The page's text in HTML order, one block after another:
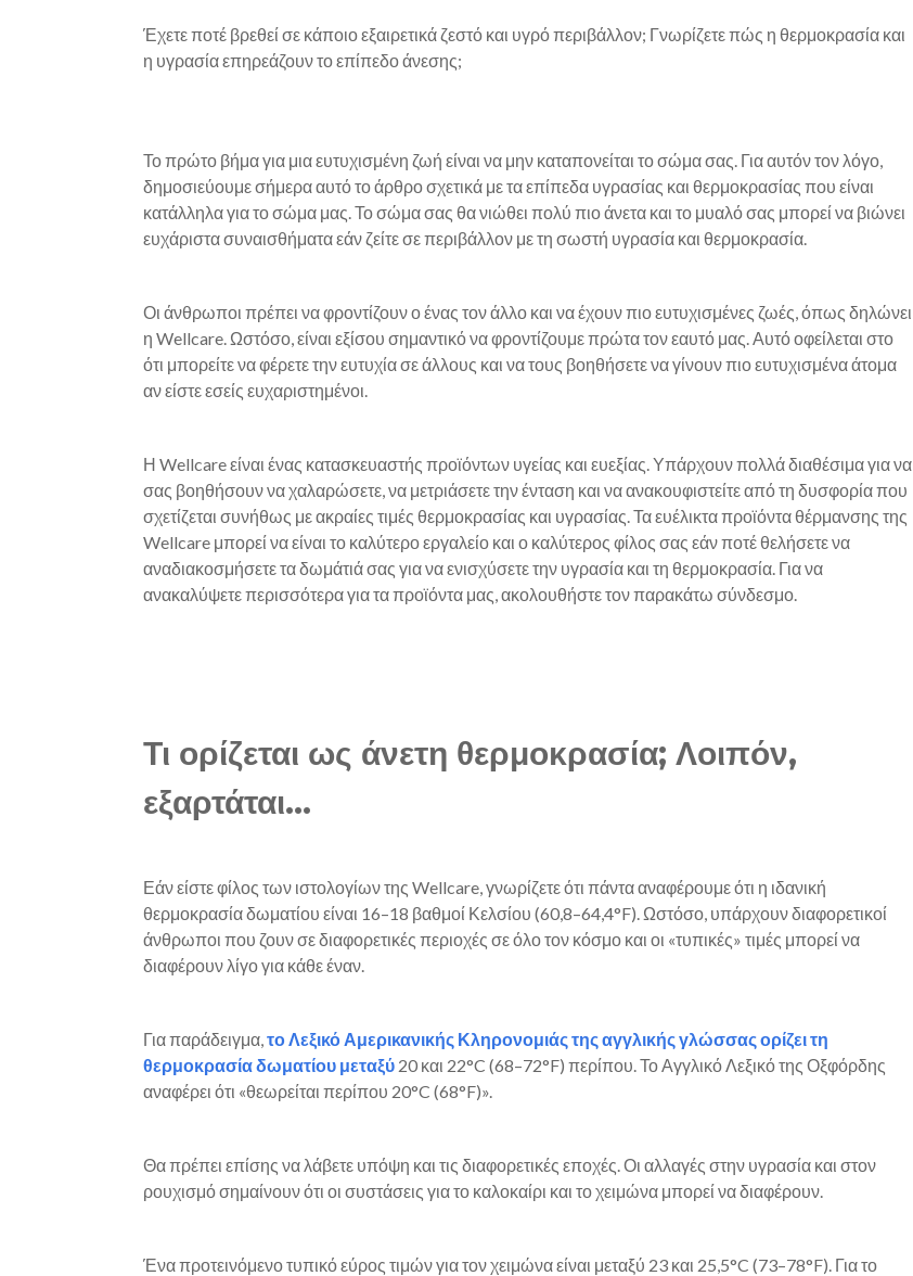
Έχετε ποτέ βρεθεί σε κάποιο εξαιρετικά ζεστό και υγρό περιβάλλον; Γνωρίζετε πώς η θερμοκρασία και
η υγρασία επηρεάζουν το επίπεδο άνεσης;
Το πρώτο βήμα για μια ευτυχισμένη ζωή είναι να μην καταπονείται το σώμα σας. Για αυτόν τον λόγο,
δημοσιεύουμε σήμερα αυτό το άρθρο σχετικά με τα επίπεδα υγρασίας και θερμοκρασίας που είναι
κατάλληλα για το σώμα μας. Το σώμα σας θα νιώθει πολύ πιο άνετα και το μυαλό σας μπορεί να βιώνει
ευχάριστα συναισθήματα εάν ζείτε σε περιβάλλον με τη σωστή υγρασία και θερμοκρασία.
Οι άνθρωποι πρέπει να φροντίζουν ο ένας τον άλλο και να έχουν πιο ευτυχισμένες ζωές, όπως δηλώνει
η Wellcare. Ωστόσο, είναι εξίσου σημαντικό να φροντίζουμε πρώτα τον εαυτό μας. Αυτό οφείλεται στο
ότι μπορείτε να φέρετε την ευτυχία σε άλλους και να τους βοηθήσετε να γίνουν πιο ευτυχισμένα άτομα
αν είστε εσείς ευχαριστημένοι.
Η Wellcare είναι ένας κατασκευαστής προϊόντων υγείας και ευεξίας. Υπάρχουν πολλά διαθέσιμα για να
σας βοηθήσουν να χαλαρώσετε, να μετριάσετε την ένταση και να ανακουφιστείτε από τη δυσφορία που
σχετίζεται συνήθως με ακραίες τιμές θερμοκρασίας και υγρασίας. Τα ευέλικτα προϊόντα θέρμανσης της
Wellcare μπορεί να είναι το καλύτερο εργαλείο και ο καλύτερος φίλος σας εάν ποτέ θελήσετε να
αναδιακοσμήσετε τα δωμάτιά σας για να ενισχύσετε την υγρασία και τη θερμοκρασία. Για να
ανακαλύψετε περισσότερα για τα προϊόντα μας, ακολουθήστε τον παρακάτω σύνδεσμο.
Τι ορίζεται ως άνετη θερμοκρασία; Λοιπόν,
εξαρτάται…
Εάν είστε φίλος των ιστολογίων της Wellcare, γνωρίζετε ότι πάντα αναφέρουμε ότι η ιδανική
θερμοκρασία δωματίου είναι 16–18 βαθμοί Κελσίου (60,8–64,4°F). Ωστόσο, υπάρχουν διαφορετικοί
άνθρωποι που ζουν σε διαφορετικές περιοχές σε όλο τον κόσμο και οι «τυπικές» τιμές μπορεί να
διαφέρουν λίγο για κάθε έναν.
Για παράδειγμα,το Λεξικό Αμερικανικής Κληρονομιάς της αγγλικής γλώσσας ορίζει τη
θερμοκρασία δωματίου μεταξύ 20 και 22°C (68–72°F) περίπου. Το Αγγλικό Λεξικό της Οξφόρδης
αναφέρει ότι «θεωρείται περίπου 20°C (68°F)».
Θα πρέπει επίσης να λάβετε υπόψη και τις διαφορετικές εποχές. Οι αλλαγές στην υγρασία και στον
ρουχισμό σημαίνουν ότι οι συστάσεις για το καλοκαίρι και το χειμώνα μπορεί να διαφέρουν.
Ένα προτεινόμενο τυπικό εύρος τιμών για τον χειμώνα είναι μεταξύ 23 και 25,5°C (73–78°F). Για το